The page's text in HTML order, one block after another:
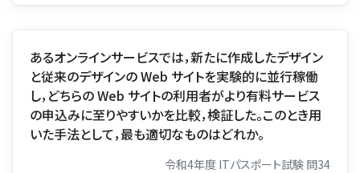
あるオンラインサービスでは，新たに作成したデザイン
と従来のデザインの Web サイトを実験的に並行稼働
し，どちらの Web サイトの利用者がより有料サービス
の申込みに至りやすいかを比較，検証した。このとき用
いた手法として，最も適切なものはどれか。
令和4年度 ITパスポート試験 問34